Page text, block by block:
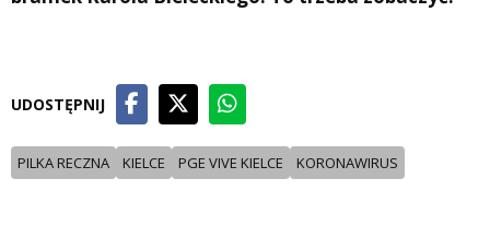
UDOSTĘPNIJ
PILKA RECZNA KIELCE PGE VIVE KIELCE KORONAWIRUS